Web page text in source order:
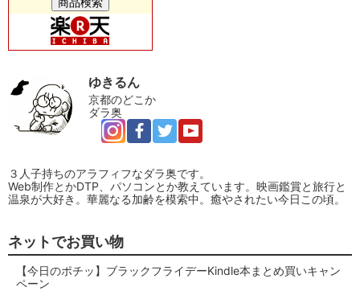
ゆきるん
京都のどこか
ダラ奥
３人子持ちのアラフィフなダラ奥です。
Web制作とかDTP、パソコンとか教えています。映画鑑賞と旅行と
温泉が大好き。華麗なる加齢を模索中。癒やされたい今日この頃。
ネットでお買い物
【今日のポチッ】ブラックフライデーKindle本まとめ買いキャン
ペーン